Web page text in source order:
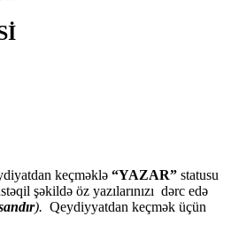
keçməklə “YAZAR” statusu
şəkildə öz yazılarınızı dərc edə
). Qeydiyyatdan keçmək üçün